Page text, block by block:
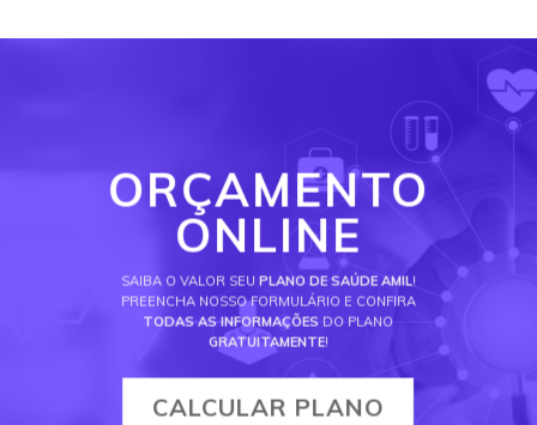
ORÇAMENTO
ONLINE
SAIBA O VALOR SEU PLANO DE SAÚDE AMIL!
PREENCHA NOSSO FORMULÁRIO E CONFIRA
TODAS AS INFORMAÇÕES DO PLANO
GRATUITAMENTE!
CALCULAR PLANO